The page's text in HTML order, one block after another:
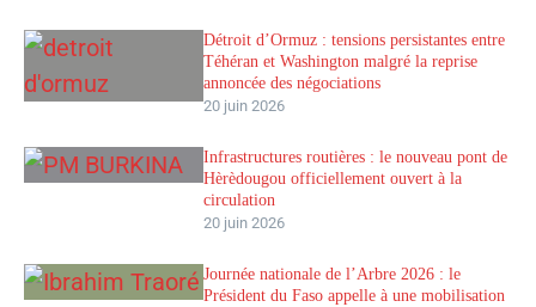
Détroit d’Ormuz : tensions persistantes entre
Téhéran et Washington malgré la reprise
annoncée des négociations
20 juin 2026
Infrastructures routières : le nouveau pont de
Hèrèdougou officiellement ouvert à la
circulation
20 juin 2026
Journée nationale de l’Arbre 2026 : le
Président du Faso appelle à une mobilisation